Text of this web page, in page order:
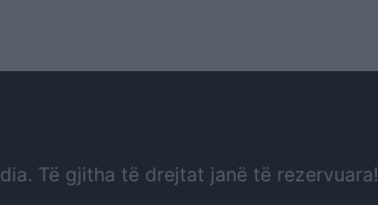
Të gjitha të drejtat janë të rezervuara!